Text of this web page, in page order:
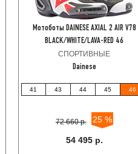
Мотоботы DAINESE AXIAL 2 AIR V78
BLACK/WHITE/LAVA-RED 46
СПОРТИВНЫЕ
Dainese
41 43 44 45 46
72 660 р. 25 %
54 495 р.